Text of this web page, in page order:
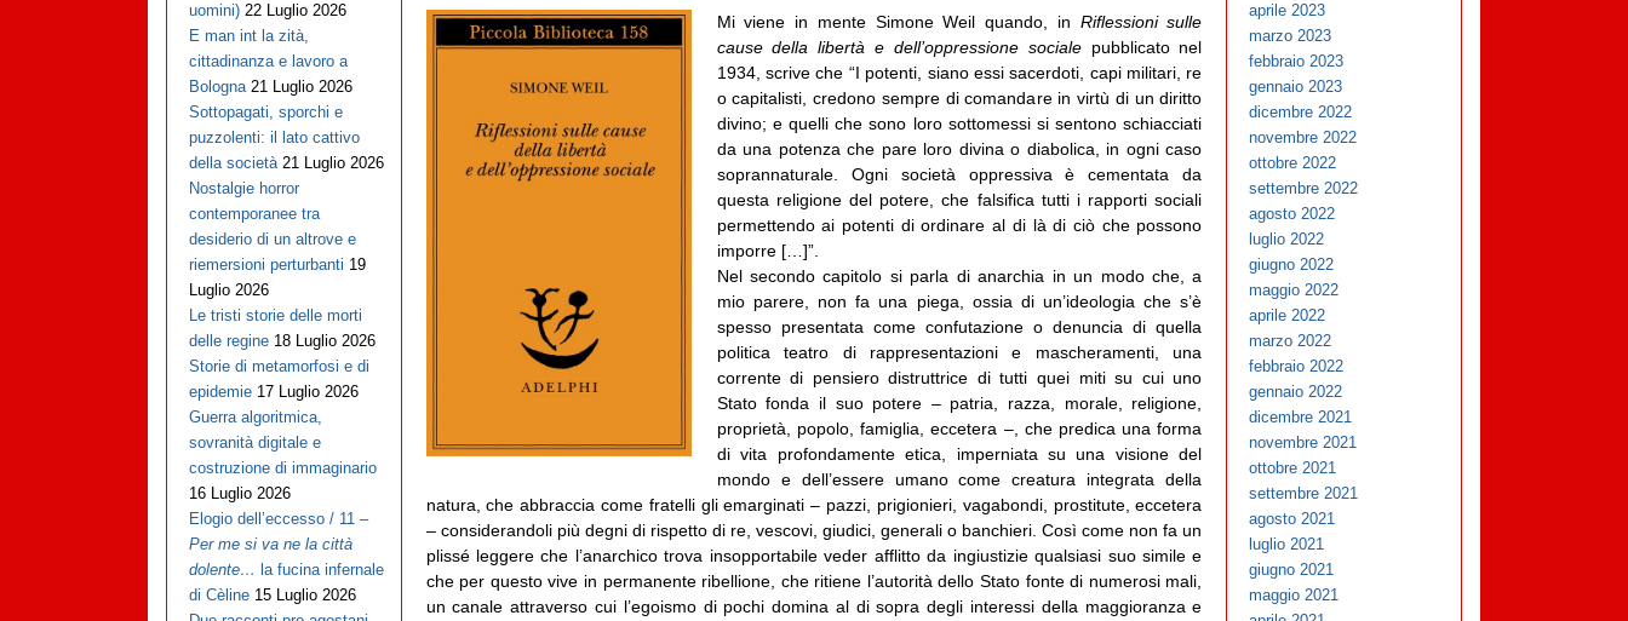
Mi viene in mente Simone Weil quando, in Riflessioni sulle
cause della libertà e dell’oppressione socialepubblicato nel
1934, scrive che “I potenti, siano essi sacerdoti, capi militari, re
o capitalisti, credono sempre di comandare in virtù di un diritto
divino; e quelli che sono loro sottomessi si sentono schiacciati
da una potenza che pare loro divina o diabolica, in ogni caso
soprannaturale. Ogni società oppressiva è cementata da
questa religione del potere, che falsifica tutti i rapporti sociali
permettendo ai potenti di ordinare al di là di ciò che possono
imporre […]”.
Nel secondo capitolo si parla di anarchia in un modo che, a
mio parere, non fa una piega, ossia di un’ideologia che s’è
spesso presentata come confutazione o denuncia di quella
politica teatro di rappresentazioni e mascheramenti, una
corrente di pensiero distruttrice di tutti quei miti su cui uno
Stato fonda il suo potere – patria, razza, morale, religione,
proprietà, popolo, famiglia, eccetera –, che predica una forma
di vita profondamente etica, imperniata su una visione del
mondo e dell’essere umano come creatura integrata della
natura, che abbraccia come fratelli gli emarginati – pazzi, prigionieri, vagabondi, prostitute, eccetera
– considerandoli più degni di rispetto di re, vescovi, giudici, generali o banchieri. Così come non fa un
plissé leggere che l’anarchico trova insopportabile veder afflitto da ingiustizie qualsiasi suo simile e
che per questo vive in permanente ribellione, che ritiene l’autorità dello Stato fonte di numerosi mali,
un canale attraverso cui l’egoismo di pochi domina al di sopra degli interessi della maggioranza e
uomini) 22 Luglio 2026
E man int la zità,
cittadinanza e lavoro a
Bologna 21 Luglio 2026
Sottopagati, sporchi e
puzzolenti: il lato cattivo
della società 21 Luglio 2026
Nostalgie horror
contemporanee tra
desiderio di un altrove e
riemersioni perturbanti 19
Luglio 2026
Le tristi storie delle morti
delle regine 18 Luglio 2026
Storie di metamorfosi e di
epidemie 17 Luglio 2026
Guerra algoritmica,
sovranità digitale e
costruzione di immaginario
16 Luglio 2026
Elogio dell’eccesso / 11 –
Per me si va ne la città
dolente… la fucina infernale
di Cèline 15 Luglio 2026
aprile 2023
marzo 2023
febbraio 2023
gennaio 2023
dicembre 2022
novembre 2022
ottobre 2022
settembre 2022
agosto 2022
luglio 2022
giugno 2022
maggio 2022
aprile 2022
marzo 2022
febbraio 2022
gennaio 2022
dicembre 2021
novembre 2021
ottobre 2021
settembre 2021
agosto 2021
luglio 2021
giugno 2021
maggio 2021